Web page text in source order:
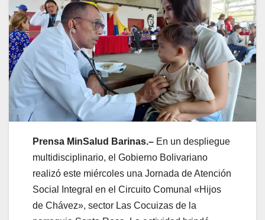
Prensa MinSalud Barinas.– En un despliegue
multidisciplinario, el Gobierno Bolivariano
realizó este miércoles una Jornada de Atención
Social Integral en el Circuito Comunal «Hijos
de Chávez», sector Las Cocuizas de la